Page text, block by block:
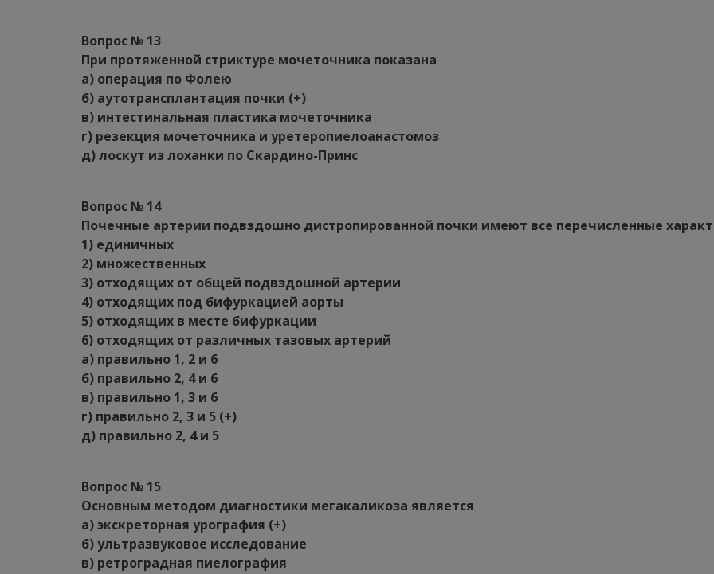
Вопрос № 13
При протяженной стриктуре мочеточника показана
а) операция по Фолею
б) аутотрансплантация почки (+)
в) интестинальная пластика мочеточника
г) резекция мочеточника и уретеропиелоанастомоз
д) лоскут из лоханки по Скардино-Принс
Вопрос № 14
Почечные артерии подвздошно дистропированной почки имеют все перечисленные
1) единичных
2) множественных
3) отходящих от общей подвздошной артерии
4) отходящих под бифуркацией аорты
5) отходящих в месте бифуркации
6) отходящих от различных тазовых артерий
а) правильно 1, 2 и 6
б) правильно 2, 4 и 6
в) правильно 1, 3 и 6
г) правильно 2, 3 и 5 (+)
д) правильно 2, 4 и 5
Вопрос № 15
Основным методом диагностики мегакаликоза является
а) экскреторная урография (+)
б) ультразвуковое исследование
в) ретроградная пиелография